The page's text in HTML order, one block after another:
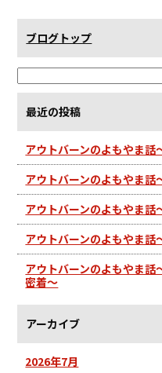
ブログトップ
最近の投稿
アウトバーンのよもやま
アウトバーンのよもやま話
アウトバーンのよもやま話
アウトバーンのよもやま話
アウトバーンのよもやま話
密着～
アーカイブ
2026年7月